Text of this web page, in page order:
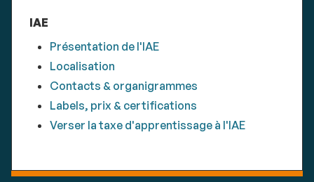
IAE
Présentation de l'IAE
Localisation
Contacts & organigrammes
Labels, prix & certifications
Verser la taxe d'apprentissage à l'IAE